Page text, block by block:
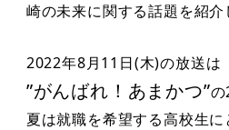
崎の未来に関する話題を紹介
2022年8月11日(木)の放送は
”がんばれ！あまかつ”の
夏は就職を希望する高校生に